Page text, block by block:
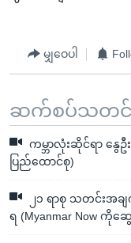
မျှဝေပါ
ဆက်စပ်သတင်း
ကမ္ဘာလုံးဆိုင်ရာ နွေ
ပြည်ထောင်စု)
၂၁ ရာစု သတင်းအ
ရ (Myanmar Now ကိုဆွ